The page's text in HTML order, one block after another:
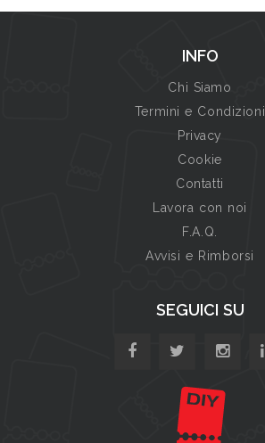
INFO
Chi Siamo
Termini e Condizioni
Privacy
Cookie
Contatti
Lavora con noi
F.A.Q.
Avvisi e Rimborsi
SEGUICI SU